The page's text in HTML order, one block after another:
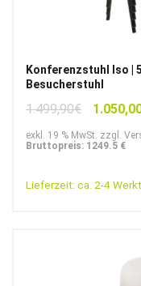
Konferenzstuhl Iso |
Besucherstuhl
1.499,90€
war:
exkl. 19 % MwSt. zzgl.
Bruttopreis: 1249.5 €
Lieferzeit: ca. 2-4